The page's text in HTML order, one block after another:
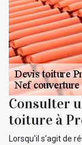
Consulter
toiture à
Lorsqu'il s'agit de